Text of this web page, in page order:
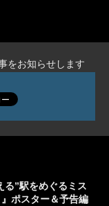
をお知らせします
”駅をめぐるミス
ポスター＆予告編